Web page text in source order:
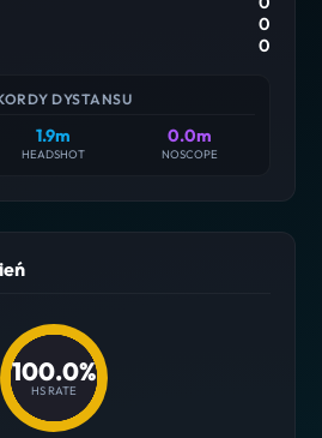
0
0
DYSTANSU
1.9m
HEADSHOT
0.0m
NOSCOPE
100.0%
HS RATE